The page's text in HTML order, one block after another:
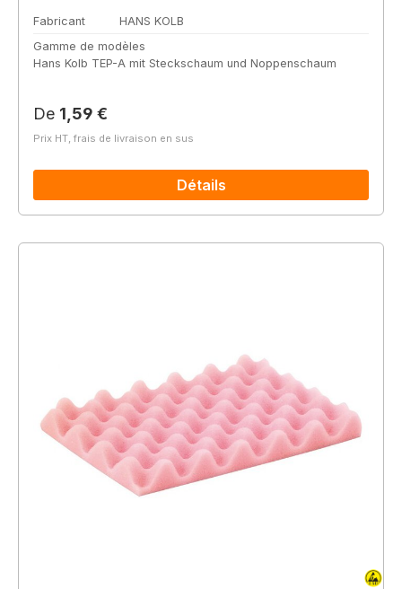
Fabricant
HANS KOLB
Gamme de modèles
Hans Kolb TEP-A mit Steckschaum und Noppenschaum
Prix régulier :
De 1,59 €
Prix HT, frais de livraison en sus
Détails